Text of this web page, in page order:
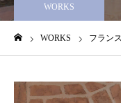
WORKS
WORKS フラン